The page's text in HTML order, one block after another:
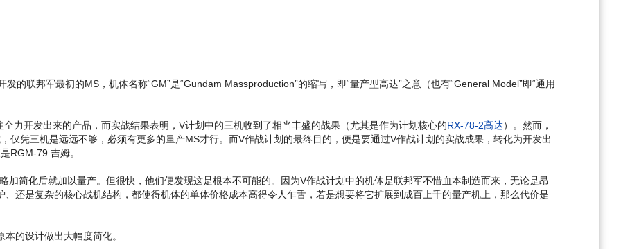
的联邦军最初的MS，机体名称“GM”是“Gundam Massproduction”的缩写，即“量产型高达”之意（也有“General Model”即“通用
力开发出来的产品，而实战结果表明，V计划中的三机收到了相当丰盛的战果（尤其是作为计划核心的RX-78-2高达）。然而，
仅凭三机是远远不够，必须有更多的量产MS才行。而V作战计划的最终目的，便是要通过V作战计划的实战成果，转化为开发出
RGM-79 吉姆。
加简化后就加以量产。但很快，他们便发现这是根本不可能的。因为V作战计划中的机体是联邦军不惜血本制造而来，无论是昂
还是复杂的核心战机结构，都使得机体的单体价格成本高得令人乍舌，若是想要将它扩展到成百上千的量产机上，那么代价是
的设计做出大幅度简化。